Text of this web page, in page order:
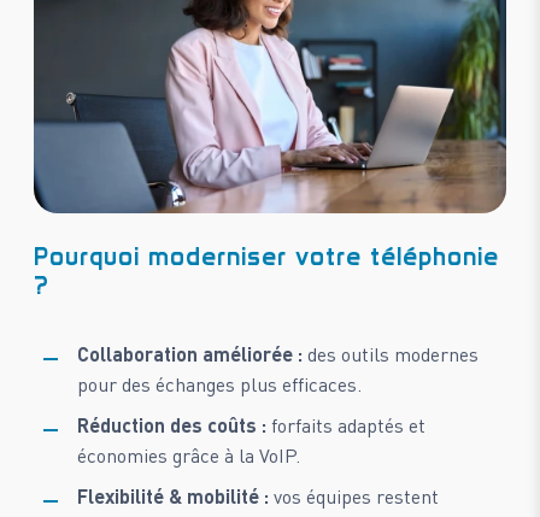
Pourquoi moderniser votre téléphonie
?
Collaboration améliorée : des outils modernes
pour des échanges plus efficaces.
Réduction des coûts : forfaits adaptés et
économies grâce à la VoIP.
Flexibilité & mobilité : vos équipes restent